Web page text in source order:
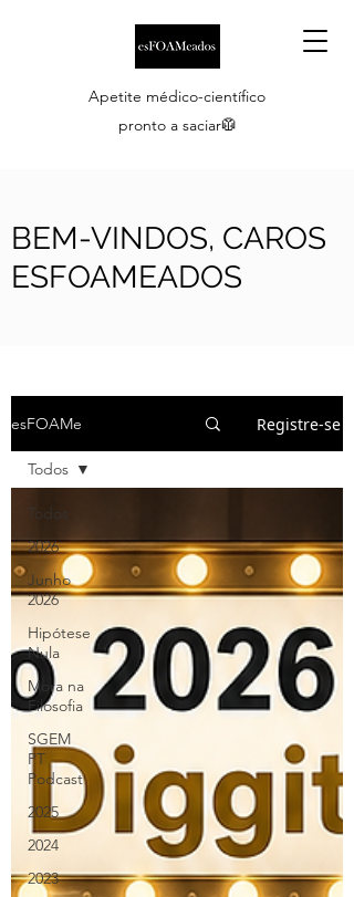
Apetite médico-científico
pronto a saciar🥼
BEM-VINDOS, CAROS
ESFOAMEADOS
esFOAMe Registre-se
Todos
2026
Junho
2026
Hipótese
Nula
Mora na
Filosofia
SGEM
PT
Podcast
2025
2024
2023
Todos